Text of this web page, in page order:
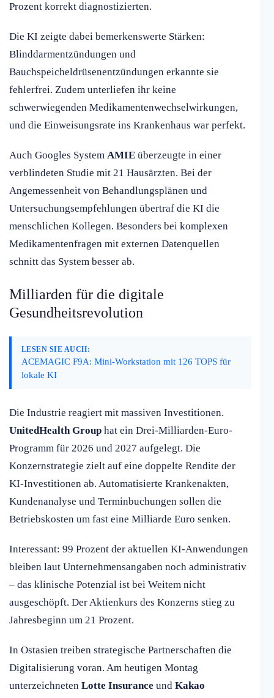
Prozent korrekt diagnostizierten.
Die KI zeigte dabei bemerkenswerte Stärken:
Blinddarmentzündungen und
Bauchspeicheldrüsenentzündungen erkannte sie
fehlerfrei. Zudem unterliefen ihr keine
schwerwiegenden Medikamentenwechselwirkungen,
und die Einweisungsrate ins Krankenhaus war perfekt.
Auch Googles System AMIE überzeugte in einer
verblindeten Studie mit 21 Hausärzten. Bei der
Angemessenheit von Behandlungsplänen und
Untersuchungsempfehlungen übertraf die KI die
menschlichen Kollegen. Besonders bei komplexen
Medikamentenfragen mit externen Datenquellen
schnitt das System besser ab.
Milliarden für die digitale
Gesundheitsrevolution
LESEN SIE AUCH:
ACEMAGIC F9A: Mini-Workstation mit 126 TOPS für
lokale KI
Die Industrie reagiert mit massiven Investitionen.
UnitedHealth Group hat ein Drei-Milliarden-Euro-
Programm für 2026 und 2027 aufgelegt. Die
Konzernstrategie zielt auf eine doppelte Rendite der
KI-Investitionen ab. Automatisierte Krankenakten,
Kundenanalyse und Terminbuchungen sollen die
Betriebskosten um fast eine Milliarde Euro senken.
Interessant: 99 Prozent der aktuellen KI-Anwendungen
bleiben laut Unternehmensangaben noch administrativ
– das klinische Potenzial ist bei Weitem nicht
ausgeschöpft. Der Aktienkurs des Konzerns stieg zu
Jahresbeginn um 21 Prozent.
In Ostasien treiben strategische Partnerschaften die
Digitalisierung voran. Am heutigen Montag
unterzeichneten Lotte Insurance und Kakao